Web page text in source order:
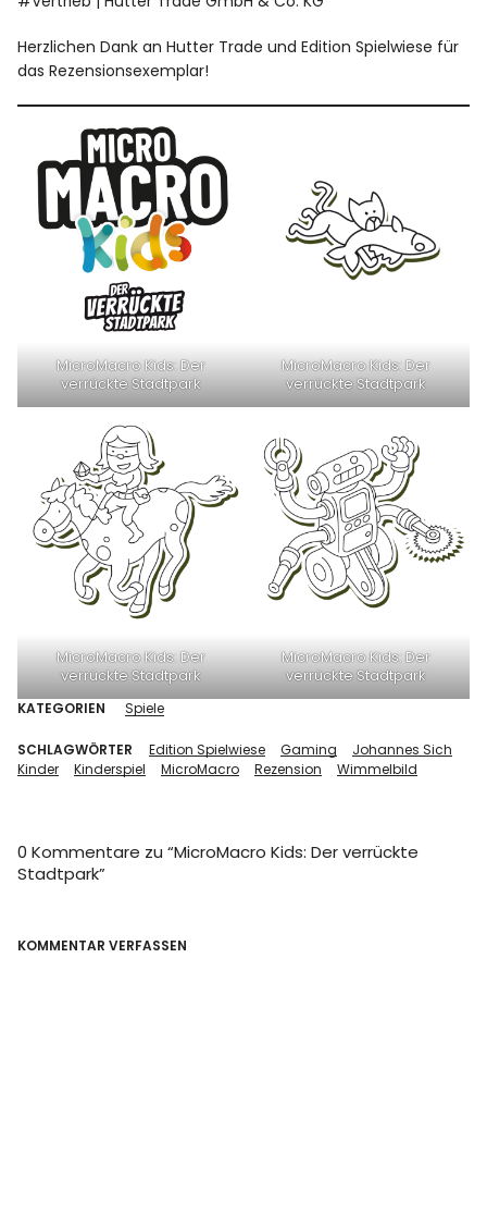
Herzlichen Dank an Hutter Trade und Edition Spielwiese für
das Rezensionsexemplar!
MicroMacro Kids: Der
verrückte Stadtpark
MicroMacro Kids: Der
verrückte Stadtpark
MicroMacro Kids: Der
verrückte Stadtpark
MicroMacro Kids: Der
verrückte Stadtpark
KATEGORIEN Spiele
SCHLAGWÖRTER Edition Spielwiese Gaming
Johannes Sich
Kinder
Kinderspiel MicroMacro Rezension Wimmelbild
0 Kommentare zu “MicroMacro Kids: Der verrückte
Stadtpark”
KOMMENTAR VERFASSEN